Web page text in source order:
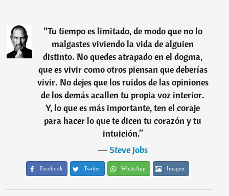
“Tu tiempo es limitado, de modo que no lo
malgastes viviendo la vida de alguien
distinto. No quedes atrapado en el dogma,
que es vivir como otros piensan que deberías
vivir. No dejes que los ruidos de las opiniones
de los demás acallen tu propia voz interior.
Y, lo que es más importante, ten el coraje
para hacer lo que te dicen tu corazón y tu
intuición.”
―Steve Jobs
Facebook Twitter WhatsApp Imagen